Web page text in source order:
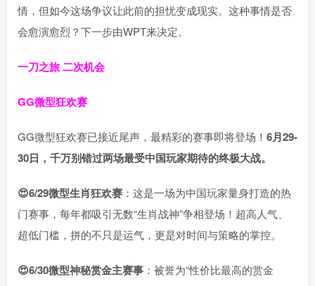
情，但如今这场争议让此前的担忧变成现实。这种事情是否
会愈演愈烈？下一步由WPT来决定。
一刀之旅 二次机会
GG微型狂欢赛
GG微型狂欢赛已接近尾声，最精彩的赛事即将登场！ 6月29-
30日，千万别错过两场最受中国玩家期待的终极大战。
😍6/29微型生肖狂欢赛 ：这是一场为中国玩家量身打造的热
门赛事，每年都吸引无数“生肖战神”争相登场！超高人气、
超低门槛，拼的不只是运气，更是对时间与策略的掌控。
😍6/30微型神秘赏金主赛事 ：被誉为“性价比最高的赏金